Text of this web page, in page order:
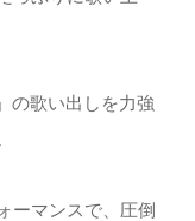
の歌い出しを力強
ーマンスで、圧倒